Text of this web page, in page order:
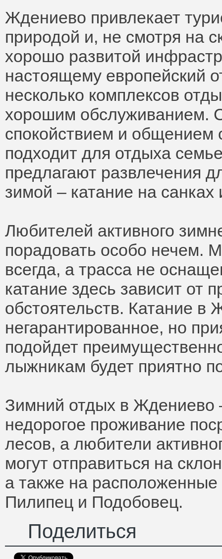
Ждениево привлекает
природой и, не смотря на
хорошо развитой
настоящему европейский
несколько комплексов
хорошим обслуживанием.
спокойствием и общением
подходит для отдыха
предлагают развлечения
зимой – катание на санках
Любителей активного
порадовать особо нечем.
всегда, а трасса не
катание здесь зависит от
обстоятельств. Катание в
негарантированное, но
подойдет
лыжникам будет приятно
Зимний отдых в Ждениево
недорогое проживание
лесов, а любители
могут отправиться на
а также на
Пилипец и Подобовец.
Поделиться